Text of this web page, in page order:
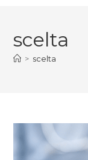
scelta
> scelta